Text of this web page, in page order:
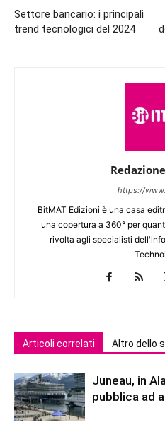
Settore bancario: i principali
trend tecnologici del 2024
https://
BitMAT Edizioni è una casa
una copertura a 360° per
rivolta agli specialisti
Articoli correlati Altro dello
Juneau, in
pubblica ad